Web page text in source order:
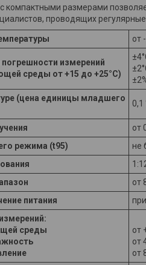
компактными размерами
проводящих регулярные
от
измерений
среды от +15 до +25°С)
(цена единицы младшего
0,1
от
режима (t95)
не
от
питания
среды
от
от
от